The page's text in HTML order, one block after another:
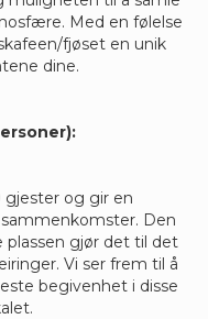
Med en følelse
fjøset en unik
dine.
gjester og gir en
Den
plassen gjør det til det
Vi ser frem til å
begivenhet i disse